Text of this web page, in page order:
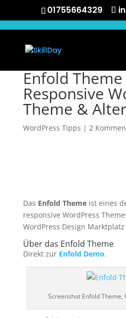
01755664329
Enfold Theme
Responsive
Theme &
WordPress Tipps | 2
Das Enfold Themeist eines
responsive WordPress
WordPress Design Marktplatz
Über das Enfold Theme
Direkt zur Enfold Demo.
Screenshot Enfold